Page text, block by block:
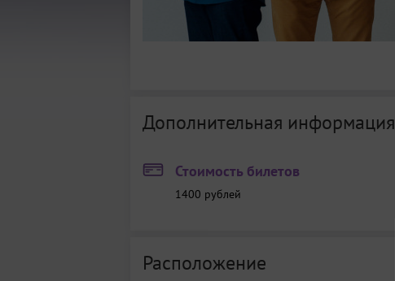
Дополнительная информация
Стоимость билетов
1400 рублей
Расположение